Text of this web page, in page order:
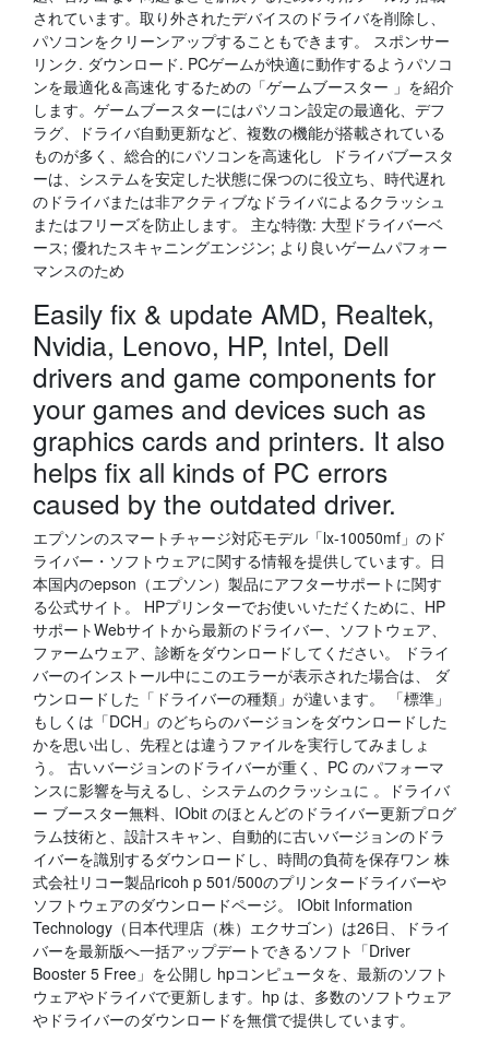
されています。取り外されたデバイスのドライバを削除し、
パソコンをクリーンアップすることもできます。 スポンサー
リンク. ダウンロード. PCゲームが快適に動作するようパソコ
ンを最適化＆高速化 するための「ゲームブースター 」を紹介
します。ゲームブースターにはパソコン設定の最適化、デフ
ラグ、ドライバ自動更新など、複数の機能が搭載されている
ものが多く、総合的にパソコンを高速化し ドライバブースタ
ーは、システムを安定した状態に保つのに役立ち、時代遅れ
のドライバまたは非アクティブなドライバによるクラッシュ
またはフリーズを防止します。 主な特徴: 大型ドライバーベ
ース; 優れたスキャニングエンジン; より良いゲームパフォー
マンスのため
Easily fix & update AMD, Realtek,
Nvidia, Lenovo, HP, Intel, Dell
drivers and game components for
your games and devices such as
graphics cards and printers. It also
helps fix all kinds of PC errors
caused by the outdated driver.
エプソンのスマートチャージ対応モデル「lx-10050mf」のド
ライバー・ソフトウェアに関する情報を提供しています。日
本国内のepson（エプソン）製品にアフターサポートに関す
る公式サイト。 HPプリンターでお使いいただくために、HP
サポートWebサイトから最新のドライバー、ソフトウェア、
ファームウェア、診断をダウンロードしてください。 ドライ
バーのインストール中にこのエラーが表示された場合は、 ダ
ウンロードした「ドライバーの種類」が違います。 「標準」
もしくは「DCH」のどちらのバージョンをダウンロードした
かを思い出し、先程とは違うファイルを実行してみましょ
う。 古いバージョンのドライバーが重く、PC のパフォーマ
ンスに影響を与えるし、システムのクラッシュに 。ドライバ
ー ブースター無料、IObit のほとんどのドライバー更新プログ
ラム技術と、設計スキャン、自動的に古いバージョンのドラ
イバーを識別するダウンロードし、時間の負荷を保存ワン 株
式会社リコー製品ricoh p 501/500のプリンタードライバーや
ソフトウェアのダウンロードページ。 IObit Information
Technology（日本代理店（株）エクサゴン）は26日、ドライ
バーを最新版へ一括アップデートできるソフト「Driver
Booster 5 Free」を公開し hpコンピュータを、最新のソフト
ウェアやドライバで更新します。hp は、多数のソフトウェア
やドライバーのダウンロードを無償で提供しています。